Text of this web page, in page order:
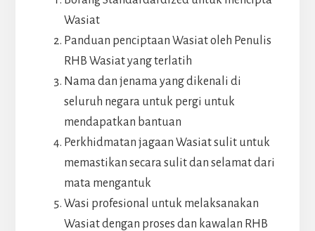
Wasiat
Panduan penciptaan Wasiat oleh Penulis
RHB Wasiat yang terlatih
Nama dan jenama yang dikenali di
seluruh negara untuk pergi untuk
mendapatkan bantuan
Perkhidmatan jagaan Wasiat sulit untuk
memastikan secara sulit dan selamat dari
mata mengantuk
Wasi profesional untuk melaksanakan
Wasiat dengan proses dan kawalan RHB